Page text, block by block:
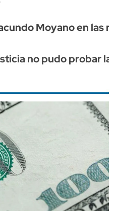
Moyano en las
no pudo probar